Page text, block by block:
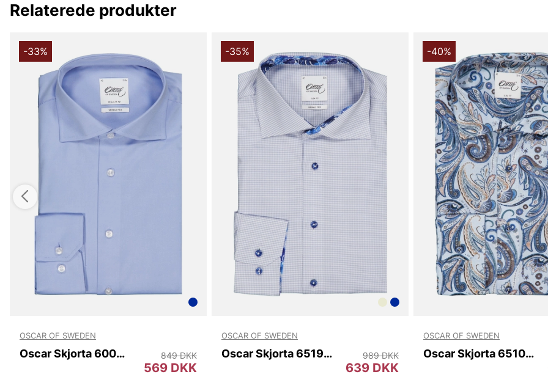
tiden,
Denne
Skjorte
Skjorten
en
eller med
brystlomme
hvilket gør
tidløs,
dag og
Tak fordi du
Vingåker.
Relaterede produkter
-33%
OSCAR OF SWEDEN
Oscar Skjorta 6000 w out pocket.
569 DKK
849 DKK
-35%
OSCAR OF SWEDEN
Oscar Skjorta 6519 Slim
639 DKK
989 DKK
-40%
OSCAR OF SWEDEN
Oscar Skjorta 6510 Slim